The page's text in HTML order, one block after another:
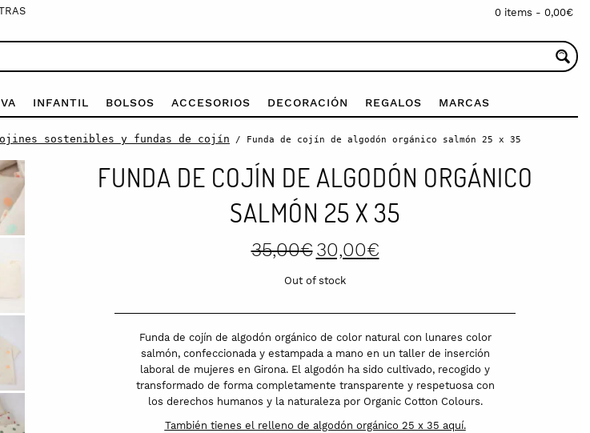
0 items - 0,00€
INFANTIL BOLSOS ACCESORIOS DECORACIÓN REGALOS MARCAS
sostenibles y fundas de cojín / Funda de cojín de algodón orgánico salmón 25 x 35
FUNDA DE COJÍN DE ALGODÓN ORGÁNICO
SALMÓN 25 X 35
35,00€ Original
price
30,00€price
Out of stock
Funda de cojín de algodón orgánico de color natural con lunares color
salmón, confeccionada y estampada a mano en un taller de inserción
laboral de mujeres en Girona. El algodón ha sido cultivado, recogido y
transformado de forma completamente transparente y respetuosa con
los derechos humanos y la naturaleza por Organic Cotton Colours.
También tienes el relleno de algodón orgánico 25 x 35 aquí.